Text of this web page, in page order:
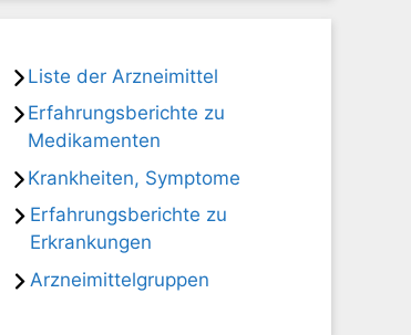
Liste der Arzneimittel
Erfahrungsberichte zu
Medikamenten
Krankheiten, Symptome
Erfahrungsberichte zu
Erkrankungen
Arzneimittelgruppen